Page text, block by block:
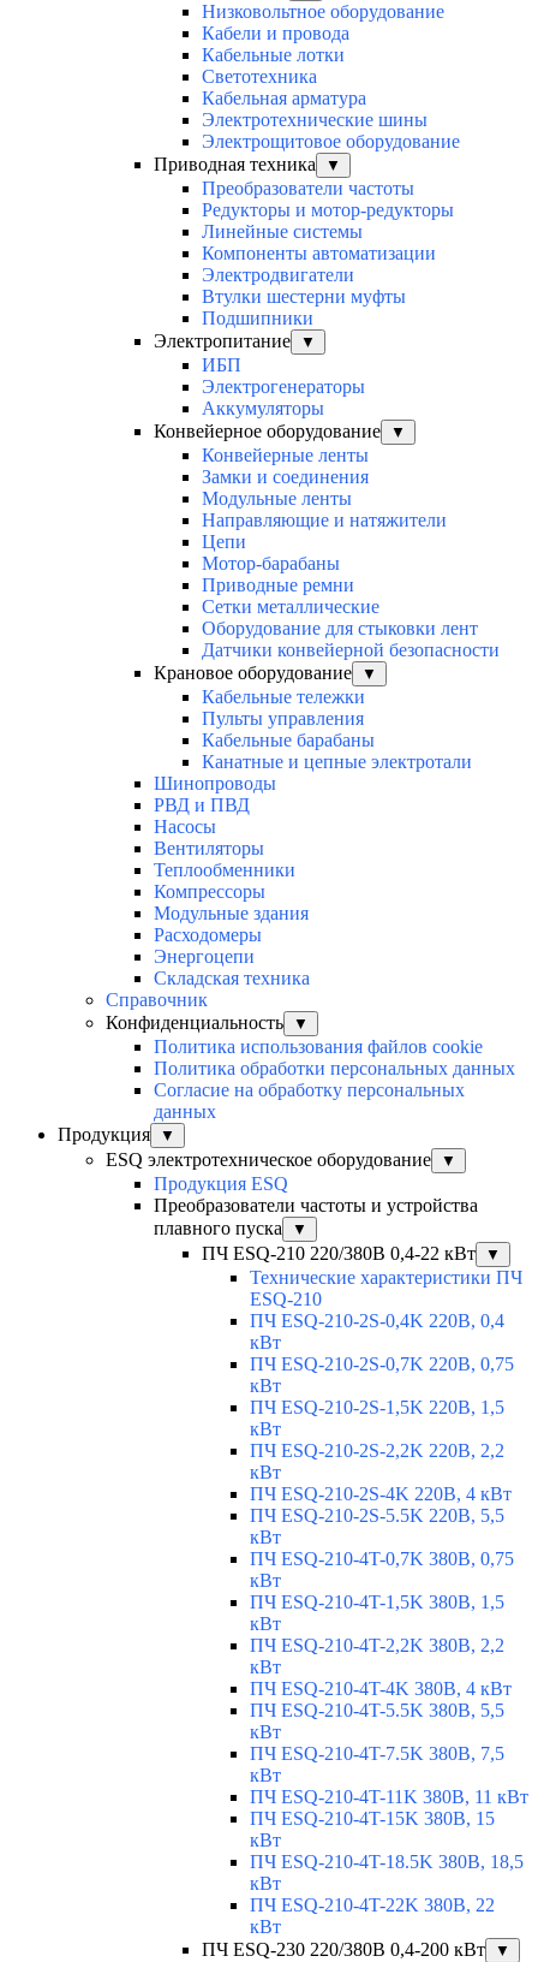
Низковольтное оборудование
Кабели и провода
Кабельные лотки
Светотехника
Кабельная арматура
Электротехнические шины
Электрощитовое оборудование
Приводная техника
▼
Преобразователи частоты
Редукторы и мотор-редукторы
Линейные системы
Компоненты автоматизации
Электродвигатели
Втулки шестерни муфты
Подшипники
Электропитание
▼
ИБП
Электрогенераторы
Аккумуляторы
Конвейерное оборудование
▼
Конвейерные ленты
Замки и соединения
Модульные ленты
Направляющие и натяжители
Цепи
Мотор-барабаны
Приводные ремни
Сетки металлические
Оборудование для стыковки лент
Датчики конвейерной безопасности
Крановое оборудование
▼
Кабельные тележки
Пульты управления
Кабельные барабаны
Канатные и цепные электротали
Шинопроводы
РВД и ПВД
Насосы
Вентиляторы
Теплообменники
Компрессоры
Модульные здания
Расходомеры
Энергоцепи
Складская техника
Справочник
Конфиденциальность
▼
Политика использования файлов cookie
Политика обработки персональных данных
Согласие на обработку персональных
данных
Продукция
▼
ESQ электротехническое оборудование ▼
Продукция ESQ
Преобразователи частоты и устройства
плавного пуска
▼
ПЧ ESQ-210 220/380В 0,4-22 кВт ▼
Технические характеристики ПЧ
ESQ-210
ПЧ ESQ-210-2S-0,4K 220В, 0,4
кВт
ПЧ ESQ-210-2S-0,7K 220В, 0,75
кВт
ПЧ ESQ-210-2S-1,5K 220В, 1,5
кВт
ПЧ ESQ-210-2S-2,2K 220В, 2,2
кВт
ПЧ ESQ-210-2S-4K 220В, 4 кВт
ПЧ ESQ-210-2S-5.5K 220В, 5,5
кВт
ПЧ ESQ-210-4T-0,7K 380В, 0,75
кВт
ПЧ ESQ-210-4T-1,5K 380В, 1,5
кВт
ПЧ ESQ-210-4T-2,2K 380В, 2,2
кВт
ПЧ ESQ-210-4T-4K 380В, 4 кВт
ПЧ ESQ-210-4T-5.5K 380В, 5,5
кВт
ПЧ ESQ-210-4T-7.5K 380В, 7,5
кВт
ПЧ ESQ-210-4T-11K 380В, 11 кВт
ПЧ ESQ-210-4T-15K 380В, 15
кВт
ПЧ ESQ-210-4T-18.5K 380В, 18,5
кВт
ПЧ ESQ-210-4T-22K 380В, 22
кВт
ПЧ ESQ-230 220/380В 0,4-200 кВт
▼